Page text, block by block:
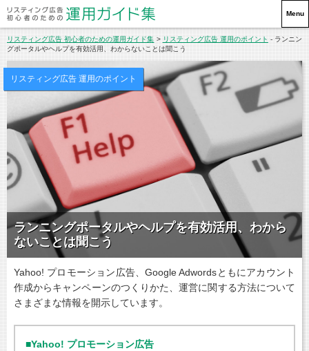
リスティング広告 初心者のための運用ガイド集 > リスティング広告 運用のポイント - ランニン
グポータルやヘルプを有効活用、わからないことは聞こう
リスティング広告 運用のポイント
ランニングポータルやヘルプを有効活用、わから
ないことは聞こう
Yahoo! プロモーション広告、Google Adwordsともにアカウント
作成からキャンペーンのつくりかた、運営に関する方法について
さまざまな情報を開示しています。
■Yahoo! プロモーション広告
リスティング広告 初心者のための
Menu